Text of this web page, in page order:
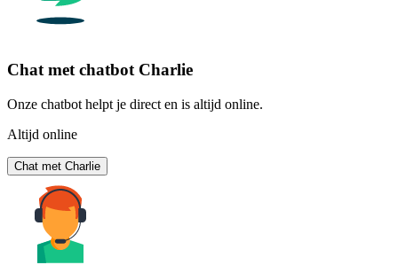
Chat met chatbot Charlie
Onze chatbot helpt je direct en is altijd online.
Altijd online
Chat met Charlie